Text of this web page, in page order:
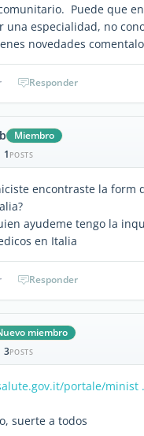
Puede que
una especialidad, no
novedades
Responder
Miembro
1 POSTS
encontraste la form
ayudeme tengo la
en Italia
Responder
miembro
3POSTS
portale/minist
suerte a todos